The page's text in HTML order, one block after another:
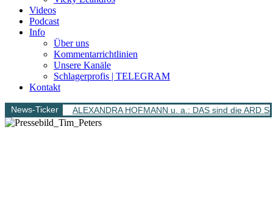
Videos
Podcast
Info
Über uns
Kommentarrichtlinien
Unsere Kanäle
Schlagerprofis | TELEGRAM
Kontakt
News-Ticker ALEXANDRA HOFMANN u. a.: DAS sind die ARD